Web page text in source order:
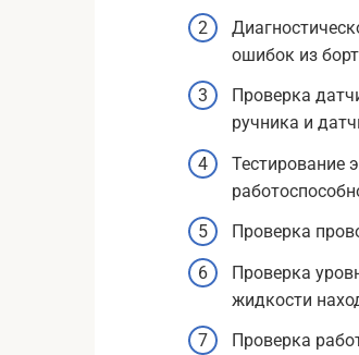
ошибок из
Проверка
ручника и
Тестирование
Проверка
Проверка
жидкости
Проверка